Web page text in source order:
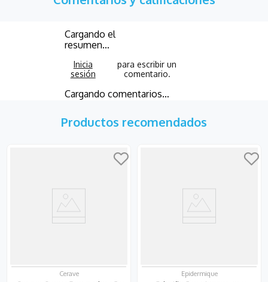
Cargando el
resumen…
Cargando comentarios…
Productos recomendados
Cerave Epidermique